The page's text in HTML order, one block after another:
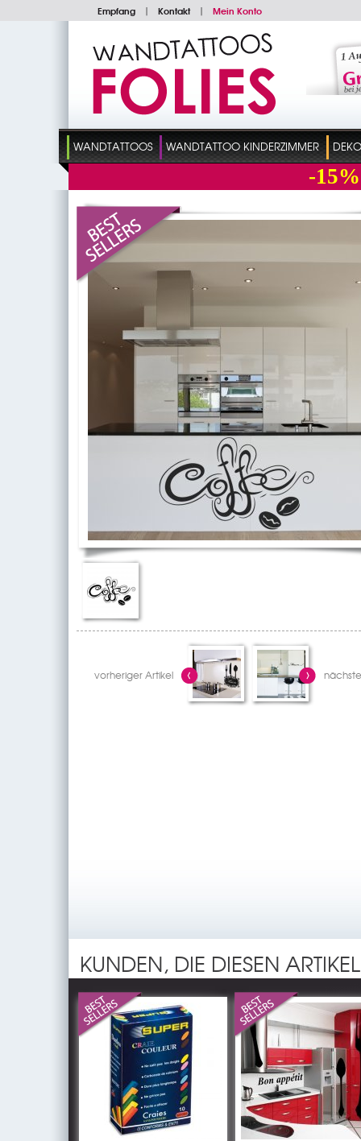
Empfang | Kontakt | Mein Konto
WANDTATTOOS WANDTATTOO KINDERZIMMER
-15%
vorheriger Artikel
KUNDEN, DIE DIESEN